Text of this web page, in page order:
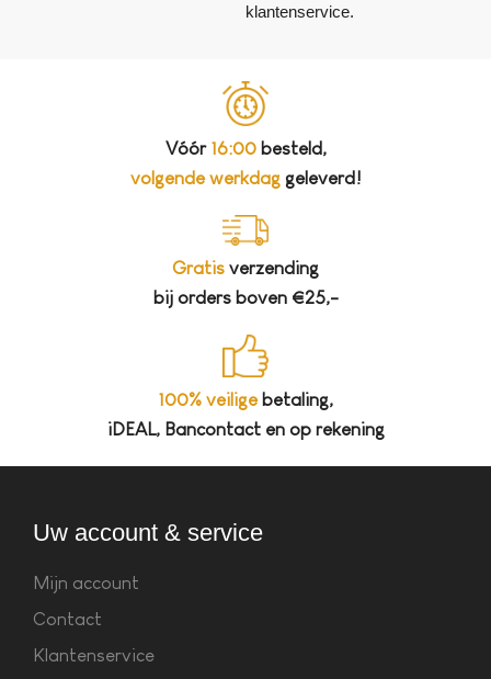
klantenservice.
Vóór 16:00besteld,
volgende werkdaggeleverd!
Gratis verzending
bij orders boven €25,-
100% veiligebetaling,
iDEAL, Bancontact en op rekening
Uw account & service
Mijn account
Contact
Klantenservice